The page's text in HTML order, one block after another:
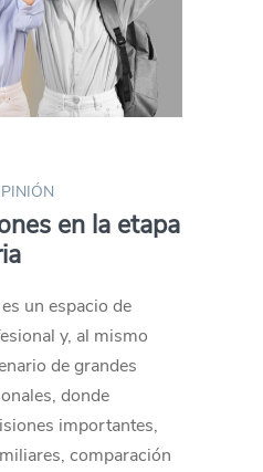
en la etapa
un espacio de
y, al mismo
de grandes
donde
importantes,
comparación